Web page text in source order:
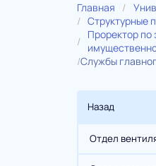
Главная
Структурные
Проректор по
Службы
Назад
Отдел